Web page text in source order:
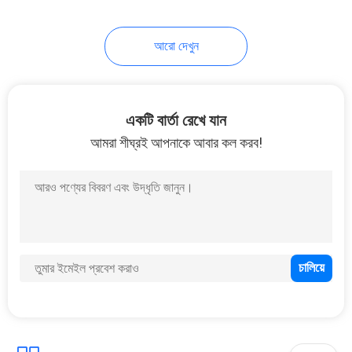
জলরোধী আন্ডারওয়াটার
আনুষাঙ্গিক
আরো দেখুন
একটি বার্তা রেখে যান
আমরা শীঘ্রই আপনাকে আবার কল করব!